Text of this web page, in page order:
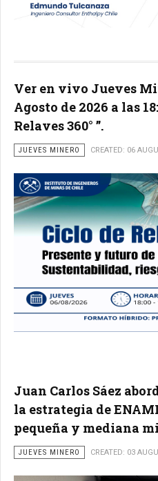
Ver en vivo Jueves
Agosto de 2026 a las
Relaves 360° ”.
JUEVES MINERO CREATED: 06
Juan Carlos Sáez
la estrategia de
pequeña y mediana
JUEVES MINERO CREATED: 03